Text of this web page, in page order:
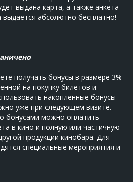
выдана карта, а также анкета
выдается абсолютно бесплатно!
получать бонусы в размере 3%
на покупку билетов и
накопленные бонусы
уже при следующем визите.
бонусами можно оплатить
в кино и полную или частичную
продукции кинобара. Для
специальные мероприятия и